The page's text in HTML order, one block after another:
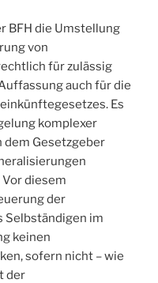
BFH die Umstellung
von
für zulässig
auch für die
Es
komplexer
dem Gesetzgeber
diesem
der
Selbständigen im
keinen
sofern nicht – wie
der